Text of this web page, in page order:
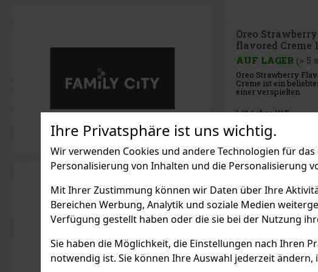
Ihre Privatsphäre ist uns wichtig.
Wir verwenden Cookies und andere Technologien für
Personalisierung von Inhalten und die Personalisierung
Mit Ihrer Zustimmung können wir Daten über Ihre
Bereichen Werbung, Analytik und soziale Medien
Verfügung gestellt haben oder die sie bei der Nutzung
Sie haben die Möglichkeit, die Einstellungen nach Ihren
notwendig ist. Sie können Ihre Auswahl jederzeit
Oreo Original
flavored Creme
AUF LAGER (> 5
Oreo Original Vanilla
Creme ist ein
Klassiker, der
Kakaokekse mit einer
Vanillecreme-Füllung
Liebhaber des
Oreo-Geschmacks
die sich die bekannte
Kombinat
1.60€ ohne VAT